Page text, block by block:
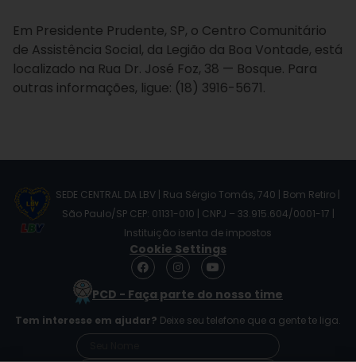
Em Presidente Prudente, SP, o Centro Comunitário
de Assistência Social, da Legião da Boa Vontade, está
localizado na Rua Dr. José Foz, 38 — Bosque. Para
outras informações, ligue: (18) 3916-5671.
SEDE CENTRAL DA LBV | Rua Sérgio Tomás, 740 | Bom Retiro |
São Paulo/SP CEP: 01131-010 | CNPJ – 33.915.604/0001-17 |
Instituição isenta de impostos
Cookie Settings
F
a
e
o
o
I
n
s
t
g
r
Y
o
t
b
e
PCD - Faça parte do nosso time
Tem interesse em ajudar? Deixe seu telefone que a gente te liga.